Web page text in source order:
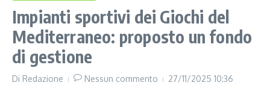
Impianti sportivi dei Giochi del
Mediterraneo: proposto un fondo
di gestione
Di Redazione Nessun commento 27/11/2025 10:36